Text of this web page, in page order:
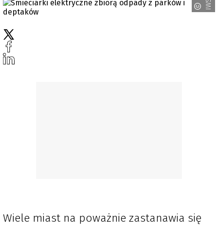
IWS
Wiele miast na poważnie zastanawia się